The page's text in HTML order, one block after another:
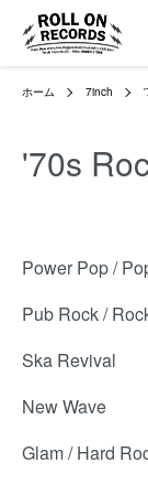
ホーム 7inch
'70s
Power Pop /
Pub Rock /
Ska Revival
New Wave
Glam / Hard